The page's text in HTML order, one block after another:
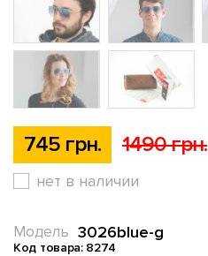
745 грн. 1490 грн.
нет в наличии
3026blue-g
Модель
Код товара: 8274